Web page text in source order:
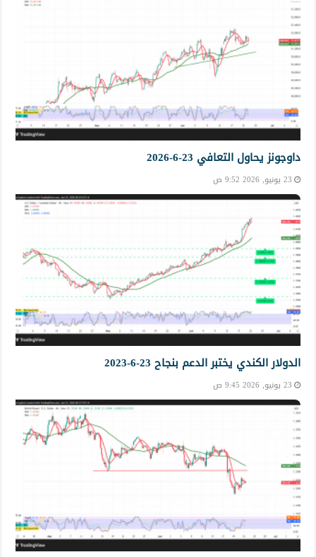
داوجونز يحاول التعافي 23-6-2026
23 يونيو, 2026 9:52 ص
الدولار الكندي يختبر الدعم بنجاح 23-6-2023
23 يونيو, 2026 9:45 ص